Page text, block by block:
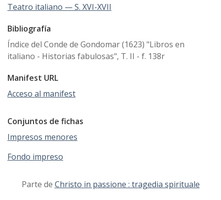
Teatro italiano — S. XVI-XVII
Bibliografía
Índice del Conde de Gondomar (1623) "Libros en
italiano - Historias fabulosas", T. II - f. 138r
Manifest URL
Acceso al manifest
Conjuntos de fichas
Impresos menores
Fondo impreso
Parte de Christo in passione : tragedia spirituale